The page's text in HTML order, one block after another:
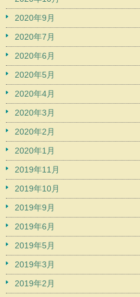
2020年9月
2020年7月
2020年6月
2020年5月
2020年4月
2020年3月
2020年2月
2020年1月
2019年11月
2019年10月
2019年9月
2019年6月
2019年5月
2019年3月
2019年2月